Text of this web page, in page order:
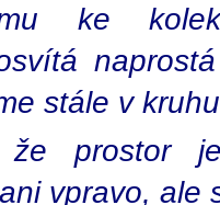
ke
stále v
prostor
vpravo, ale